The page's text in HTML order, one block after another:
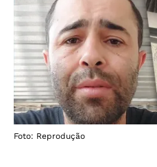
Foto: Reprodução